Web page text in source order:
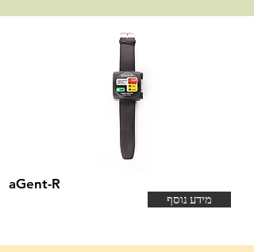
aGent-R
מידע נוסף